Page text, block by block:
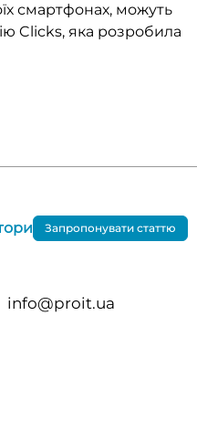
смартфонах, можуть
Clicks, яка розробила
info@proit.ua
Запропонувати статтю